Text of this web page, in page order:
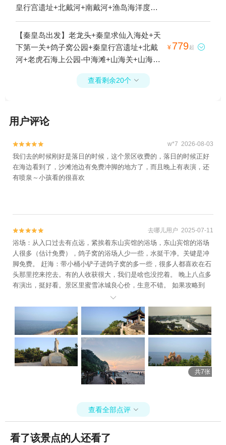
皇行宫遗址+北戴河+南戴河+渔岛海洋度假
区+老虎石海上公园-中海滩+山海关+山海关
古城景区+求仙入海处3日游
【秦皇岛出发】老龙头+秦皇求仙入海处+天
下第一关+鸽子窝公园+秦皇行宫遗址+北戴
河+老虎石海上公园-中海滩+山海关+山海关
古城景区+求仙入海处3日游
¥ 779起 
查看剩余20个 
用户评论

 w*7 2026-08-03
我们去的时候刚好是落日的时候，这个景区收费的，落日的时候正好
在海边看到了，沙滩池边有免费冲脚的地方了，而且晚上有表演，还
有喷泉～小孩看的很喜欢

 去哪儿用户 2025-07-11
浴场：从入口过去有点远，紧挨着东山宾馆的浴场，东山宾馆的浴场
人很多（估计免费），鸽子窝的浴场人少一些，水挺干净。关键是冲
脚免费。 赶海：带小桶小铲子进鸽子窝的多一些，很多人都喜欢在石
头那里挖来挖去。有的人收获很大，我们是啥也没挖着。 晚上八点多
有演出，挺好看。景区里蜜雪冰城良心价，生意不错。 如果攻略到
位，带的东西充足，是可以在里面待一天的

共7张
查看全部点评 
看了该景点的人还看了